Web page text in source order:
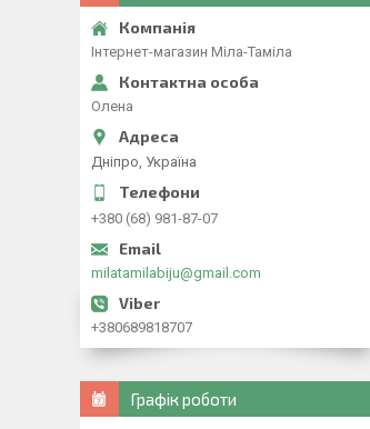
Інтернет-магазин Міла-Таміла
Олена
Дніпро, Україна
+380 (68) 981-87-07
milatamilabiju@gmail.com
+380689818707
Графік роботи